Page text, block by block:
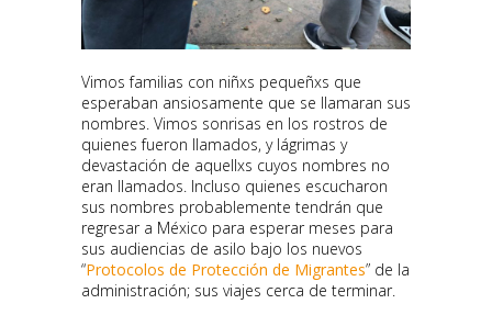
Vimos familias con niñxs pequeñxs que
esperaban ansiosamente que se llamaran sus
nombres. Vimos sonrisas en los rostros de
quienes fueron llamados, y lágrimas y
devastación de aquellxs cuyos nombres no
eran llamados. Incluso quienes escucharon
sus nombres probablemente tendrán que
regresar a México para esperar meses para
sus audiencias de asilo bajo los nuevos
“Protocolos de Protección de Migrantes” de la
administración; sus viajes cerca de terminar.